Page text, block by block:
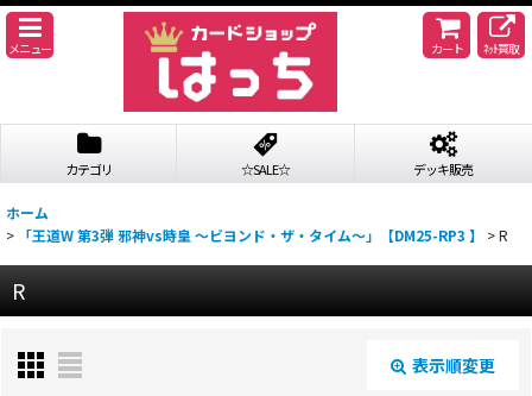
メニュー カート ﾈｯﾄ買取
カテゴリ ☆SALE☆ デッキ販売
ホーム
> 「王道W 第3弾 邪神vs時皇 〜ビヨンド・ザ・タイム〜」【DM25-RP3 】 >R
R
表示順変更
閉じる